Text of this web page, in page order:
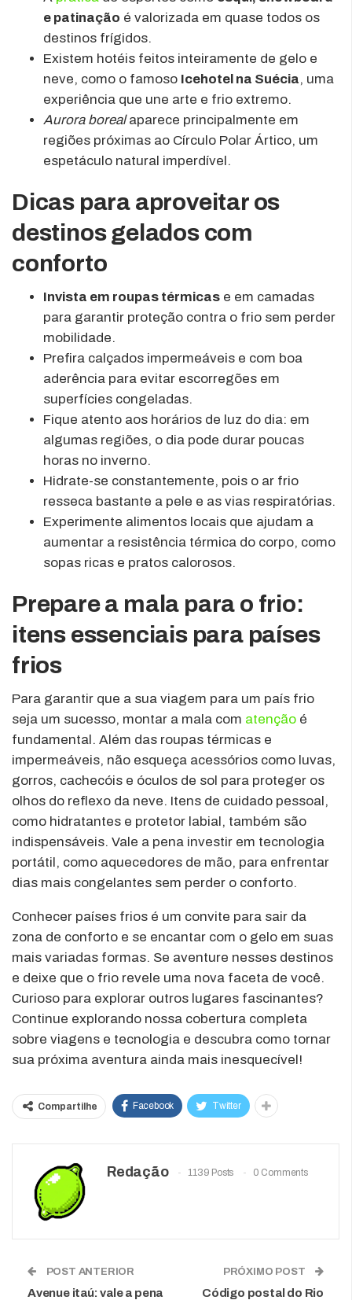
e patinação é valorizada em quase todos os
destinos frígidos.
Existem hotéis feitos inteiramente de gelo e
neve, como o famoso Icehotel na Suécia, uma
experiência que une arte e frio extremo.
Aurora borealaparece principalmente em
regiões próximas ao Círculo Polar Ártico, um
espetáculo natural imperdível.
Dicas para aproveitar os
destinos gelados com
conforto
Invista em roupas térmicas e em camadas
para garantir proteção contra o frio sem perder
mobilidade.
Prefira calçados impermeáveis e com boa
aderência para evitar escorregões em
superfícies congeladas.
Fique atento aos horários de luz do dia: em
algumas regiões, o dia pode durar poucas
horas no inverno.
Hidrate-se constantemente, pois o ar frio
resseca bastante a pele e as vias respiratórias.
Experimente alimentos locais que ajudam a
aumentar a resistência térmica do corpo, como
sopas ricas e pratos calorosos.
Prepare a mala para o frio:
itens essenciais para países
frios
Para garantir que a sua viagem para um país frio
seja um sucesso, montar a mala com atenção é
fundamental. Além das roupas térmicas e
impermeáveis, não esqueça acessórios como luvas,
gorros, cachecóis e óculos de sol para proteger os
olhos do reflexo da neve. Itens de cuidado pessoal,
como hidratantes e protetor labial, também são
indispensáveis. Vale a pena investir em tecnologia
portátil, como aquecedores de mão, para enfrentar
dias mais congelantes sem perder o conforto.
Conhecer países frios é um convite para sair da
zona de conforto e se encantar com o gelo em suas
mais variadas formas. Se aventure nesses destinos
e deixe que o frio revele uma nova faceta de você.
Curioso para explorar outros lugares fascinantes?
Continue explorando nossa cobertura completa
sobre viagens e tecnologia e descubra como tornar
sua próxima aventura ainda mais inesquecível!
Compartilhe Facebook Twitter
Redação 1139 Posts 0 Comments
POST ANTERIOR
Avenue itaú: vale a pena
PRÓXIMO POST
Código postal do Rio